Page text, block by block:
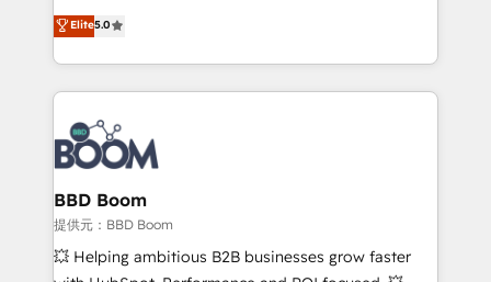
stratégies d'acquisition marketing (SEO, SEA,
inbound, automatisation marketing, ABM, IA,
emailing) Informations clés : - 10 ans d'expérience -
100+ intégrations CRM HubSpot réussies - 40
experts conseil - 150 certifications HubSpot
cumulées
Vonazon turns marketing complexity into
measurable, scalable growth. From onboarding to
enterprise-grade campaigns, our in-house team
builds scalable strategies that drive long-term
revenue. ⚙️ HubSpot Integration & Optimization •
Seamless CRM, CMS, and automation setup •
Complex platform migrations and data cleanups •
Custom APIs and third-party integrations 📈 End-to-
End Revenue Acceleration • Lifecycle marketing and
pipeline growth programs • Sales enablement tools
and CRM optimization • Retention strategies with
Elite5.0
BBD Boom
提供元：BBD Boom
💥 Helping ambitious B2B businesses grow faster